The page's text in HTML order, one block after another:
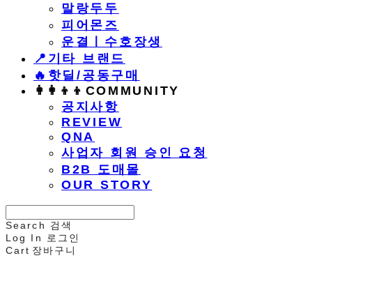
말랑두두
피어몬즈
운결ㅣ수호장생
📍기타 브랜드
🔥핫딜/공동구매
👩‍👩‍👦‍👦COMMUNITY
공지사항
REVIEW
QNA
사업자 회원 승인 요청
B2B 도매몰
OUR STORY
Search
검색
Log In
로그인
Cart 장바구니